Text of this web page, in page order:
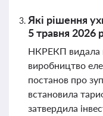
Які рішення
5 травня 2026
НКРЕКП видала
виробництво
постанов про
встановила
затвердила